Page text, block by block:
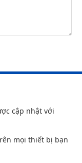
cập nhật với
mọi thiết bị bạn